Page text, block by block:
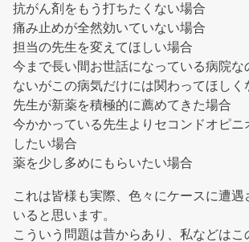
抗がん剤をもう打ちたくない場合
痛み止めが全然効いていない場合
担当の先生を変えてほしい場合
今まで長い間お世話になっている病院な
ないがこの病気だけには関わってほしく
先生が新薬を積極的に薦めてきた場合
今かかっている先生よりセコンドオピニ
したい場合
薬を少し多めにもらいたい場合
これは皆様も実際、色々にケースに遭遇
いると思います。
こういう問題は昔からあり、私などはこ